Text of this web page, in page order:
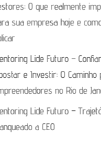
O que realmente
sua empresa hoje e
Lide Futuro – Confiar,
e Investir: O Caminho
no Rio de
Lide Futuro –
a CEO